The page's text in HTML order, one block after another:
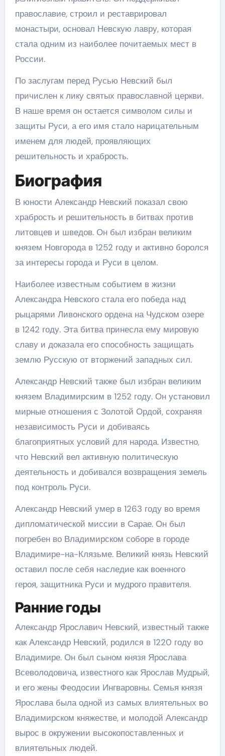
православие, строил и реставрировал
монастыри, основал Невскую лавру, которая
стала одним из наиболее почитаемых мест в
России.
По заслугам перед Русью Невский был
причислен к лику святых православной церкви.
В наше время он остается символом силы и
защиты Руси, а его имя стало нарицательным
именем для людей, проявляющих
решительность и храбрость.
Биография
В юности Александр Невский показал свою
храбрость и решительность в битвах против
литовцев и шведов. Он был избран великим
князем Новгорода в 1252 году и активно боролся
за интересы города и Руси в целом.
Наиболее известным событием в жизни
Александра Невского стала его победа над
рыцарями Ливонского ордена на Чудском озере
в 1242 году. Эта битва принесла ему мировую
славу и доказала его способность защищать
землю Русскую от вторжений западных сил.
Александр Невский также был избран великим
князем Владимирским в 1252 году. Он установил
мирные отношения с Золотой Ордой, сохраняя
независимость Руси и добиваясь
благоприятных условий для народа. Известно,
что Невский вел активную политическую
деятельность и добивался возвращения земель
под контроль Руси.
Александр Невский умер в 1263 году во время
дипломатической миссии в Сарае. Он был
погребен во Владимирском соборе в городе
Владимире-на-Клязьме. Великий князь Невский
оставил после себя наследие как военного
героя, защитника Руси и мудрого правителя.
Ранние годы
Александр Ярославич Невский, известный также
как Александр Невский, родился в 1220 году во
Владимире. Он был сыном князя Ярослава
Всеволодовича, известного как Ярослав Мудрый,
и его жены Феодосии Ингваровны. Семья князя
Ярослава была одной из самых влиятельных во
Владимирском княжестве, и молодой Александр
вырос в окружении высокопоставленных и
влиятельных людей.